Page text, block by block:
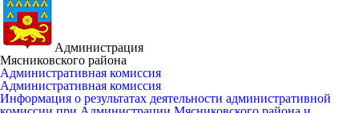
Администрация
Мясниковского района
Административная комиссия
Административная комиссия
Информация о результатах деятельности административной